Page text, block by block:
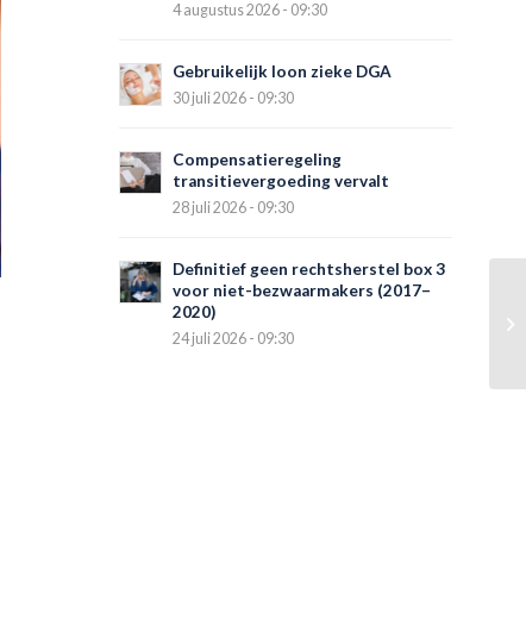
4 augustus 2026 - 09:30
Gebruikelijk loon zieke DGA
30 juli 2026 - 09:30
Compensatieregeling
transitievergoeding vervalt
28 juli 2026 - 09:30
Definitief geen rechtsherstel box 3
voor niet-bezwaarmakers (2017–
2020)
24 juli 2026 - 09:30